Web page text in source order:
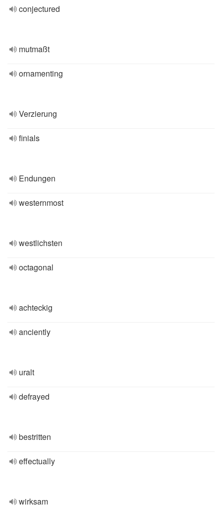
conjectured
mutmaßt
ornamenting
Verzierung
finials
Endungen
westernmost
westlichsten
octagonal
achteckig
anciently
uralt
defrayed
bestritten
effectually
wirksam